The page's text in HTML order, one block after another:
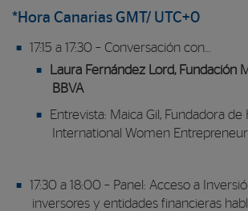
*Hora Canarias GMT/ UTC+0
17:15 a 17:30 – Conversación con…
Laura Fernández Lord, Fundación
BBVA
Entrevista: Maica Gil, Fundadora de
International Women
17:30 a 18:00 – Panel: Acceso a
inversores y entidades financieras